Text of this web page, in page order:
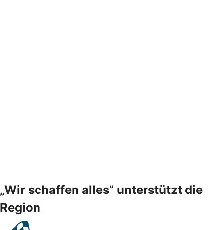
„Wir schaffen alles” unterstützt die
Region